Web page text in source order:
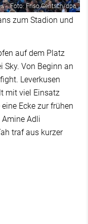
Foto: Friso Gentsch/dpa
zum Stadion und
auf dem Platz
Sky. Von Beginn an
Leverkusen
mit viel Einsatz
Ecke zur frühen
Adli
traf aus kurzer